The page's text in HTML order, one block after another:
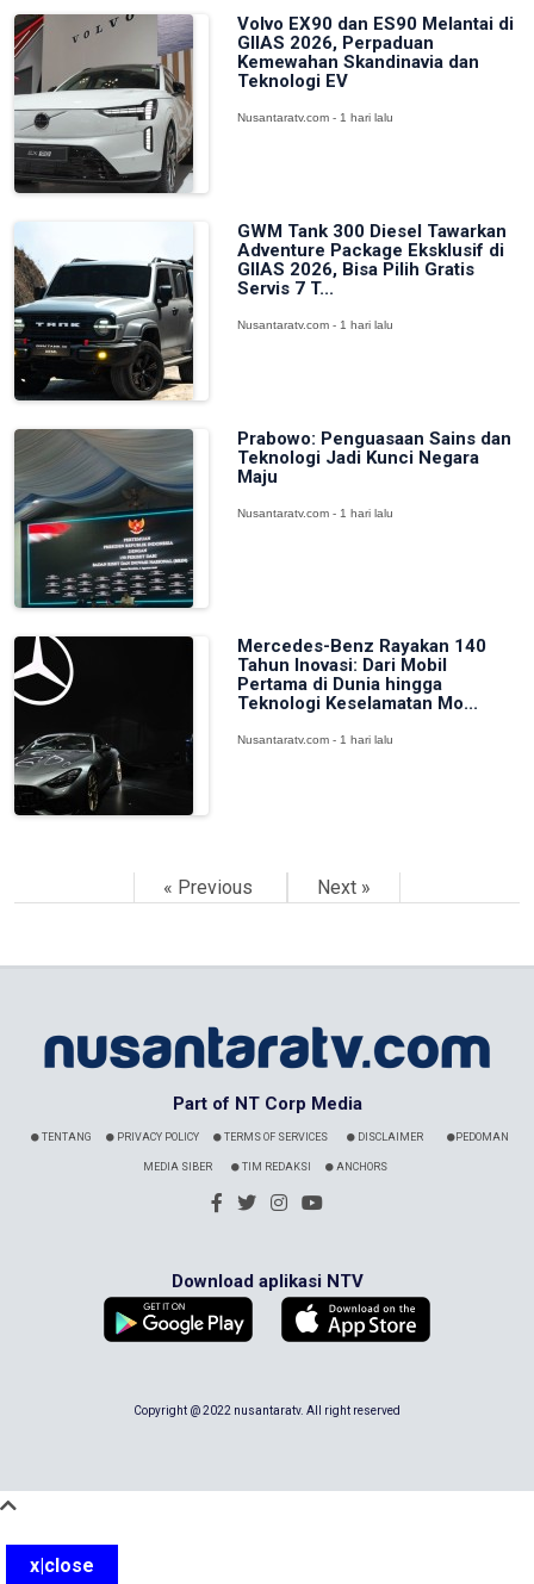
Volvo EX90 dan ES90 Melantai di
GIIAS 2026, Perpaduan
Kemewahan Skandinavia dan
Teknologi EV
Nusantaratv.com - 1 hari lalu
GWM Tank 300 Diesel Tawarkan
Adventure Package Eksklusif di
GIIAS 2026, Bisa Pilih Gratis
Servis 7 T...
Nusantaratv.com - 1 hari lalu
Prabowo: Penguasaan Sains dan
Teknologi Jadi Kunci Negara
Maju
Nusantaratv.com - 1 hari lalu
Mercedes-Benz Rayakan 140
Tahun Inovasi: Dari Mobil
Pertama di Dunia hingga
Teknologi Keselamatan Mo...
Nusantaratv.com - 1 hari lalu
« Previous Next »
Part of NT Corp Media
TENTANG PRIVACY POLICY TERMS OF SERVICES DISCLAIMER PEDOMAN
MEDIA SIBER TIM REDAKSI ANCHORS
Download aplikasi NTV
Copyright @ 2022 nusantaratv. All right reserved
x|close